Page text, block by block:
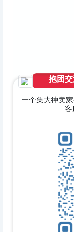
戳阅读原文
抱团交
一个集大神卖
客